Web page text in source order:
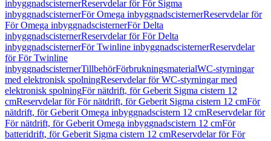
inbyggnadscisternerReservdelar för För Sigma
inbyggnadscisternerFör Omega inbyggnadscisternerReservdelar för
För Omega inbyggnadscisternerFör Delta
inbyggnadscisternerReservdelar för För Delta
inbyggnadscisternerFör Twinline inbyggnadscisternerReservdelar
för För Twinline
inbyggnadscisternerTillbehörFörbrukningsmaterialWC-styrningar
med elektronisk spolningReservdelar för WC-styrningar med
elektronisk spolningFör nätdrift, för Geberit Sigma cistern 12
cmReservdelar för För nätdrift, för Geberit Sigma cistern 12 cmFör
nätdrift, för Geberit Omega inbyggnadscistern 12 cmReservdelar för
För nätdrift, för Geberit Omega inbyggnadscistern 12 cmFör
batteridrift, för Geberit Sigma cistern 12 cmReservdelar för För